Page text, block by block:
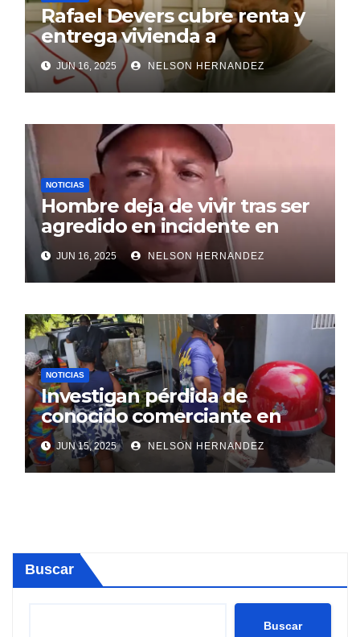
Rafael Devers cubre renta y
entrega vivienda a
exentrenador en RD
JUN 16, 2025 NELSON HERNANDEZ
NOTICIAS
Hombre deja de vivir tras ser
agredido en incidente en
SDE
JUN 16, 2025 NELSON HERNANDEZ
NOTICIAS
Investigan pérdida de
conocido comerciante en
Sosúa
JUN 15, 2025 NELSON HERNANDEZ
Buscar
Buscar